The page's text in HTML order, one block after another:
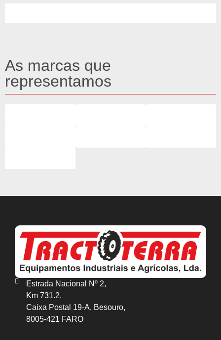
As marcas que
representamos
Estrada Nacional Nº 2,
Km 731.2,
Caixa Postal 19-A, Besouro,
8005-421 FARO